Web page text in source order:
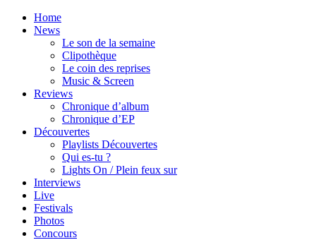
Home
News
Le son de la semaine
Clipothèque
Le coin des reprises
Music & Screen
Reviews
Chronique d’album
Chronique d’EP
Découvertes
Playlists Découvertes
Qui es-tu ?
Lights On / Plein feux sur
Interviews
Live
Festivals
Photos
Concours